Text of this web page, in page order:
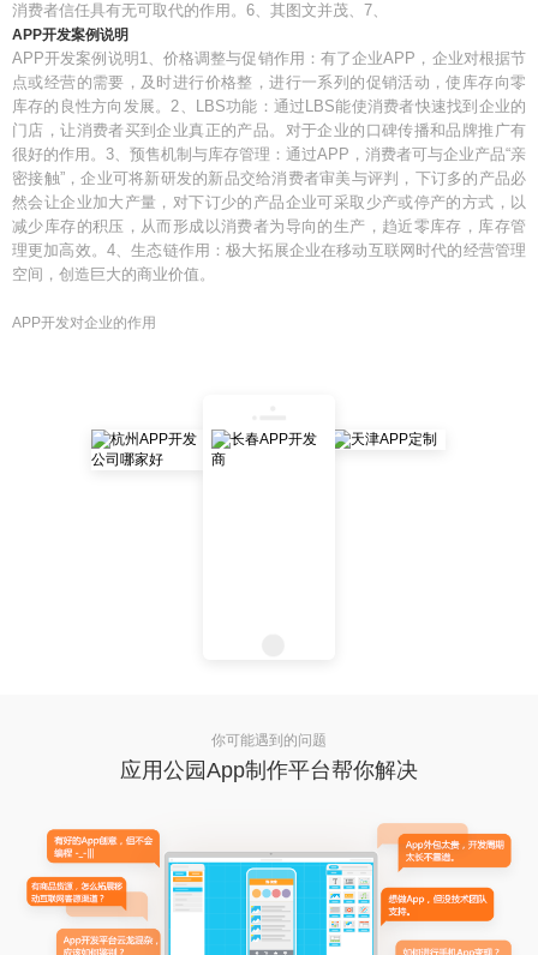
消费者信任具有无可取代的作用。6、其图文并茂、7、
APP开发案例说明
APP开发案例说明1、价格调整与促销作用：有了企业APP，企业对根据节
点或经营的需要，及时进行价格整，进行一系列的促销活动，使库存向零
库存的良性方向发展。2、LBS功能：通过LBS能使消费者快速找到企业的
门店，让消费者买到企业真正的产品。对于企业的口碑传播和品牌推广有
很好的作用。3、预售机制与库存管理：通过APP，消费者可与企业产品“亲
密接触”，企业可将新研发的新品交给消费者审美与评判，下订多的产品必
然会让企业加大产量，对下订少的产品企业可采取少产或停产的方式，以
减少库存的积压，从而形成以消费者为导向的生产，趋近零库存，库存管
理更加高效。4、生态链作用：极大拓展企业在移动互联网时代的经营管理
空间，创造巨大的商业价值。
APP开发对企业的作用
你可能遇到的问题
应用公园App制作平台帮你解决